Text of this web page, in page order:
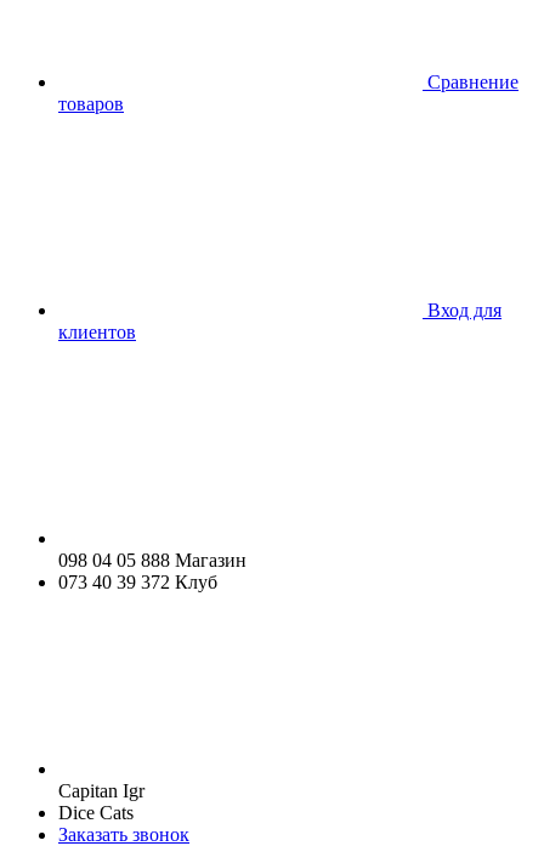
Сравнение
товаров
Вход для
клиентов
098 04 05 888 Магазин
073 40 39 372 Клуб
Capitan Igr
Dice Cats
Заказать звонок